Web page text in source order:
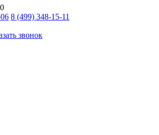
8 (499) 348-15-11
звонок